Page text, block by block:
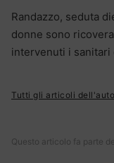
Randazzo, seduta
donne sono
intervenuti i sanitari
Tutti gli articoli
Questo articolo fa parte